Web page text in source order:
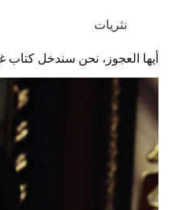
نثريات
أيها العجوز، نحن سندخل كتاب